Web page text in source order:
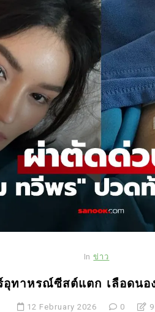
In ข่าว
ทาหรณ์ซีสต์แตก เลือดนอ
12 February 2026 0